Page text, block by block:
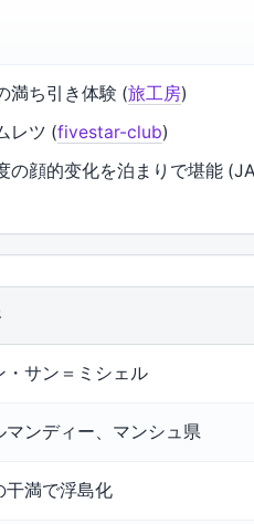
満ち引き体験 (旅工房)
レツ (fivestar-club)
の顔的变化を泊まりで堪能
・サン＝ミシェル
マンディー、マンシュ県
干満で浮島化